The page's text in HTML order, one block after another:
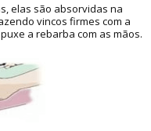
elas são absorvidas na
vincos firmes com a
a rebarba com as mãos.